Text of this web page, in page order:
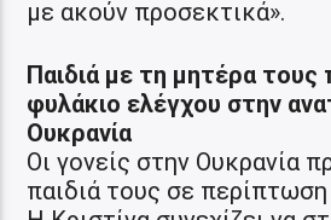
με ακούν προσεκτικά».
Παιδιά με τη μητέρα τους
φυλάκιο ελέγχου στην
Ουκρανία
Οι γονείς στην Ουκρανία
παιδιά τους σε